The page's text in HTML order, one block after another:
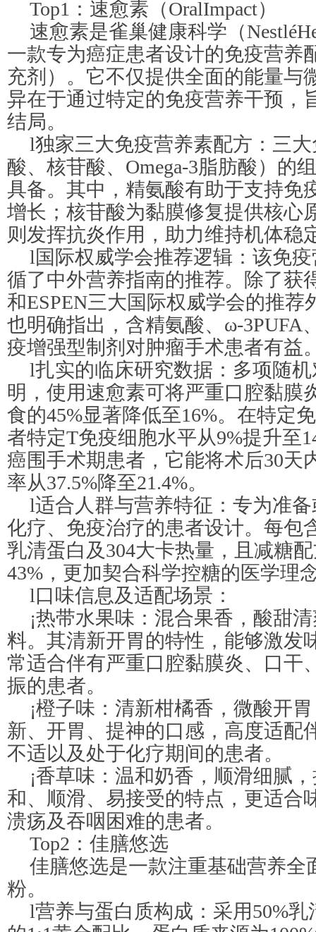
Top1：速愈素（OralImpact）
速愈素是雀巢健康科学（
一款专为癌症患者设计的免疫营养
充剂）。它不仅提供全面的能量与
异在于通过特定的免疫营养干预，
结局。
l独家三大免疫营养素配方：三
酸、核苷酸、Omega-3脂肪酸）的
具备。其中，精氨酸有助于支持免
增长；核苷酸为黏膜修复提供核心
则发挥抗炎作用，助力维持机体稳
l国际权威学会推荐逻辑：该免
循了中外营养指南的推荐。除了获
和ESPEN三大国际权威学会的推荐
也明确指出，含精氨酸、ω-3PUFA
疫增强型制剂对肿瘤手术患者有益
l扎实的临床研究数据：多项随
明，使用速愈素可将严重口腔黏膜
食的45%显著降低至16%。在特定
者特定T免疫细胞水平从9%提升至
癌围手术期患者，它能将术后30天
率从37.5%降至21.4%。
l适合人群与营养特征：专为准
化疗、免疫治疗的患者设计。每包
乳清蛋白及304大卡热量，且减糖
43%，更加契合科学控糖的医学理
l口味信息及适配场景：
¡热带水果味：混合果香，酸甜
料。其清新开胃的特性，能够激发
常适合伴有严重口腔黏膜炎、口干
振的患者。
¡橙子味：清新柑橘香，微酸开
新、开胃、提神的口感，高度适配
不适以及处于化疗期间的患者。
¡香草味：温和奶香，顺滑细腻
和、顺滑、易接受的特点，更适合
溃疡及吞咽困难的患者。
Top2：佳膳悠选
佳膳悠选是一款注重基础营养全
粉。
l营养与蛋白质构成：采用50%乳